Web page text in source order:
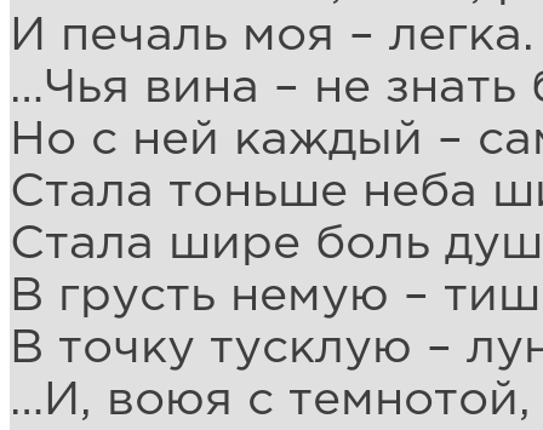
И печаль моя – легка.
…Чья вина – не знать
Но с ней каждый –
Стала тоньше неба
Стала шире боль
В грусть немую –
В точку тусклую –
…И, воюя с темнотой,